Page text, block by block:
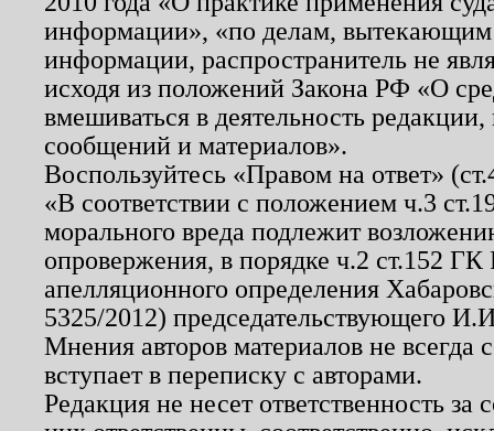
информации», «по делам, вытекающим
информации, распространитель не
исходя из положений Закона РФ «О
вмешиваться в деятельность
сообщений и материалов».
Воспользуйтесь «Правом на ответ»
«В соответствии с положением ч.3
морального вреда подлежит
опровержения, в порядке ч.2 ст.152
апелляционного определения
5325/2012) председательствующего
Мнения авторов материалов не
вступает в переписку с авторами.
Редакция не несет ответственность